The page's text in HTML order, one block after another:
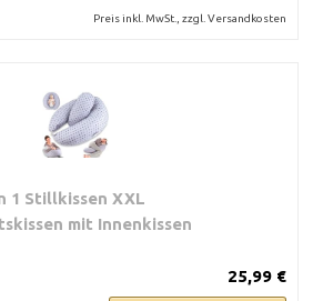
Preis inkl. MwSt., zzgl. Versandkosten
1 Stillkissen XXL
mit Innenkissen
25,99 €